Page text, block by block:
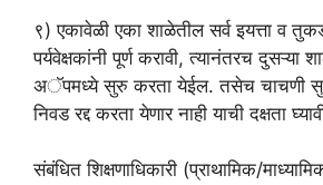
९) एकावेळी एका शाळेतील सर्व इयत्ता व
पर्यवेक्षकांनी पूर्ण करावी, त्यानंतरच दुसऱ्या
अॅपमध्ये सुरु करता येईल. तसेच चाचणी
निवड रद्द करता येणार नाही याची दक्षता
संबंधित शिक्षणाधिकारी (प्राथामिक/